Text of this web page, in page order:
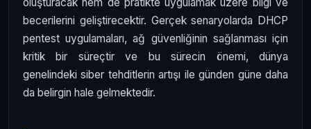
becerilerini geliştirecektir. Gerçek senaryolarda DHCP
pentest uygulamaları, ağ güvenliğinin sağlanması için
kritik bir süreçtir ve bu sürecin önemi, dünya
genelindeki siber tehditlerin artışı ile günden güne daha
da belirgin hale gelmektedir.